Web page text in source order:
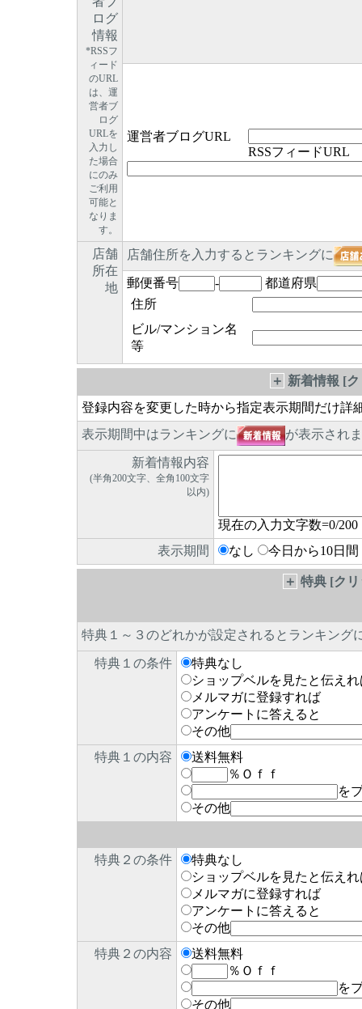
ログ
情報
*RSSフ
ィード
のURL
は、運
営者ブ
ログ
URLを
入力し
た場合
にのみ
ご利用
可能と
なりま
す。
運営者ブログURL
RSSフィードURL
店舗
所在
地
店舗住所を入力するとランキングに
郵便番号 -
都道府県
住所
ビル/マンション名
等
＋ 新着情報 [
登録内容を変更した時から指定表示期間だけ詳
表示期間中はランキングに
が表示され
新着情報内容
(半角200文字、全角100文字
以内)
現在の入力文字数=0/200
表示期間
なし 今日から10日間
＋ 特典 [ク
特典１～３のどれかが設定されるとランキング
特典１の条件
特典なし
ショップベルを見たと伝えれ
メルマガに登録すれば
アンケートに答えると
その他
特典１の内容
送料無料
％Ｏｆｆ
を
その他
特典２の条件
特典なし
ショップベルを見たと伝えれ
メルマガに登録すれば
アンケートに答えると
その他
特典２の内容
送料無料
％Ｏｆｆ
を
その他